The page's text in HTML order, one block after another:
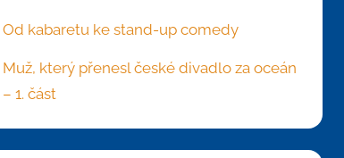
Od kabaretu ke stand-up comedy
Muž, který přenesl české divadlo za oceán
– 1. část